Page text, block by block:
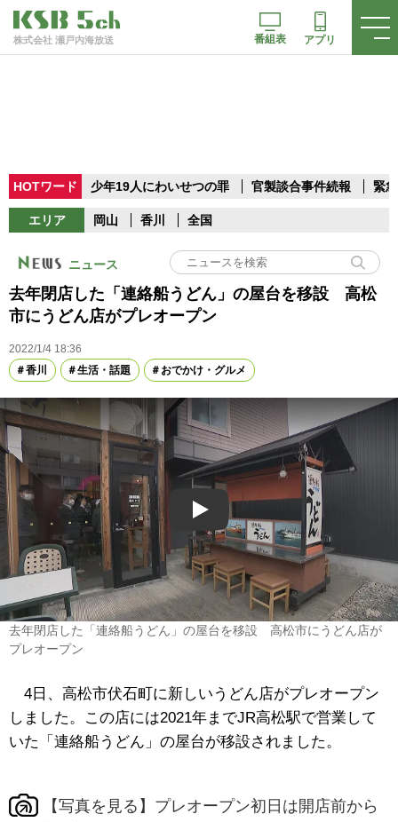
株式会社 瀬戸内海放送 番組表 アプリ
HOTワード 少年19人にわいせつの罪 官製談合事件続報 緊
エリア 岡山 香川 全国
ニュース
去年閉店した「連絡船うどん」の屋台を移設 高松
市にうどん店がプレオープン
2022/1/4 18:36
香川
生活・話題 おでかけ・グルメ
Play
去年閉店した「連絡船うどん」の屋台を移設 高松市にうどん店が
プレオープン
4日、高松市伏石町に新しいうどん店がプレオープン
しました。この店には2021年までJR高松駅で営業して
いた「連絡船うどん」の屋台が移設されました。
【写真を見る】プレオープン初日は開店前から